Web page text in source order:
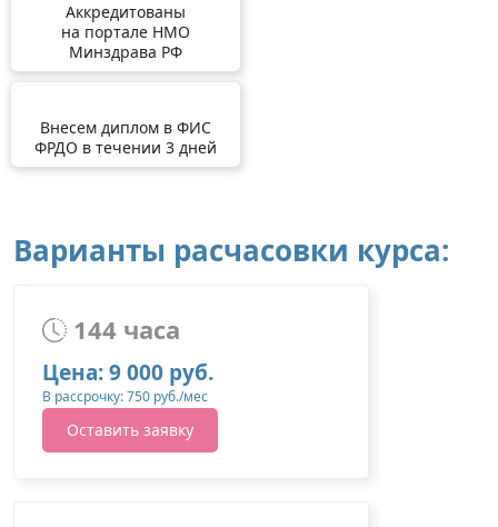
Аккредитованы
на портале НМО
Минздрава РФ
Внесем диплом в ФИС
ФРДО в течении 3 дней
Варианты расчасовки курса:
144 часа
Цена: 9 000 руб.
В рассрочку: 750 руб./мес
Оставить заявку